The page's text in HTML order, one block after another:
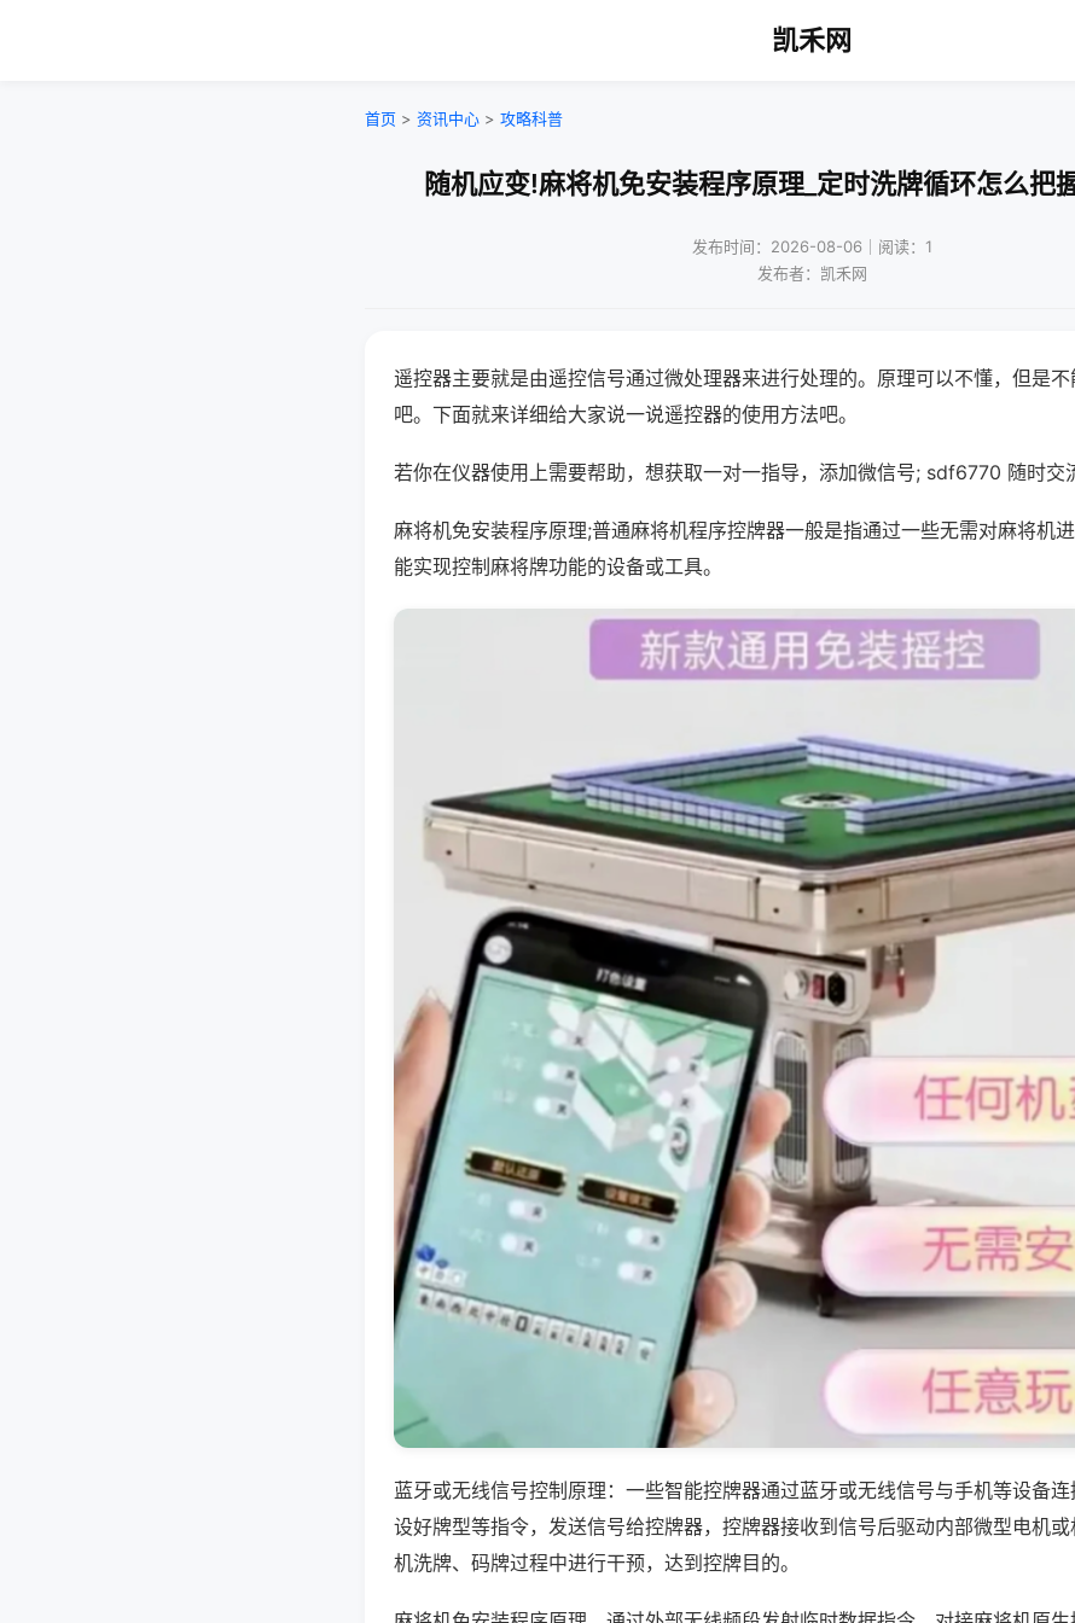
凯禾网
首页 > 资讯中心 > 攻略科普
随机应变!麻将机免安装程序原理_定时洗牌循环怎么把
发布时间：2026-08-06｜阅读：1
发布者：凯禾网
遥控器主要就是由遥控信号通过微处理器来进行处理的。原理可以不懂，但是不
吧。下面就来详细给大家说一说遥控器的使用方法吧。
若你在仪器使用上需要帮助，想获取一对一指导，添加微信号; sdf6770 随时交
麻将机免安装程序原理;普通麻将机程序控牌器一般是指通过一些无需对麻将机
能实现控制麻将牌功能的设备或工具。
蓝牙或无线信号控制原理：一些智能控牌器通过蓝牙或无线信号与手机等设备
设好牌型等指令，发送信号给控牌器，控牌器接收到信号后驱动内部微型电机
机洗牌、码牌过程中进行干预，达到控牌目的。